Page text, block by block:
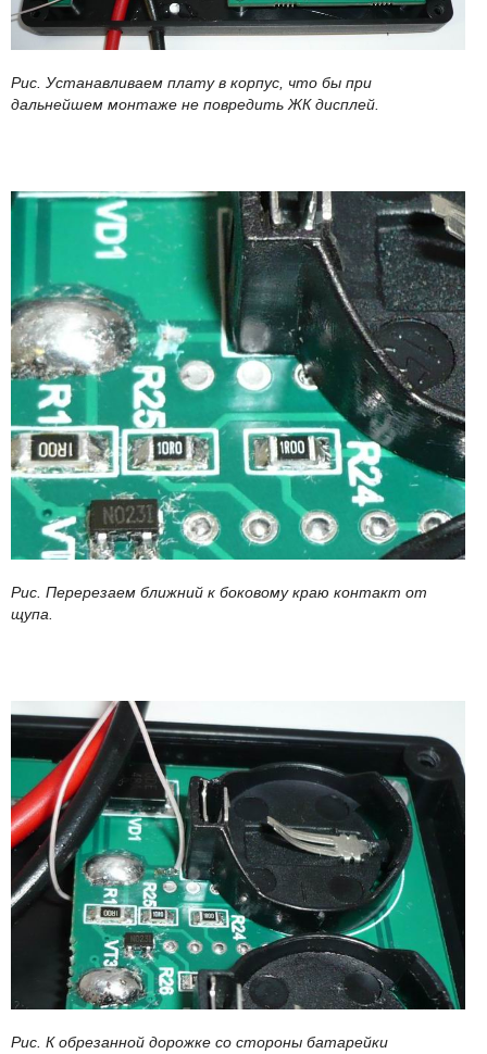
Рис. Устанавливаем плату в корпус, что бы при
дальнейшем монтаже не повредить ЖК дисплей.
Рис. Перерезаем ближний к боковому краю контакт от
щупа.
Рис. К обрезанной дорожке со стороны батарейки